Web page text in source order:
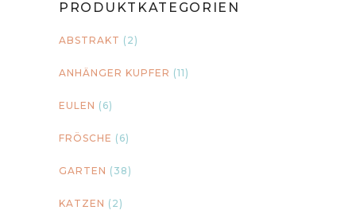
PRODUKTKATEGORIEN
ABSTRAKT (2)
ANHÄNGER KUPFER (11)
EULEN (6)
FRÖSCHE (6)
GARTEN (38)
KATZEN (2)